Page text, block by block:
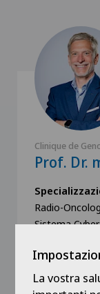
Clinique de
Prof. Dr.
Radio-
Sistema
La vostra